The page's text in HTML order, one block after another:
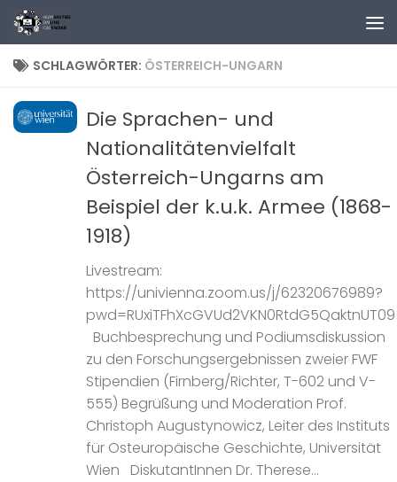
Zum Inhalt springen
SCHLAGWÖRTER: ÖSTERREICH-UNGARN
Die Sprachen- und
Nationalitätenvielfalt
Österreich-Ungarns am
Beispiel der k.u.k. Armee (1868-
1918)
Livestream:
https://univienna.zoom.us/j/62320676989?
pwd=RUxiTFhXcGVUd2VKN0RtdG5QaktnUT09
Buchbesprechung und Podiumsdiskussion
zu den Forschungsergebnissen zweier FWF
Stipendien (Firnberg/Richter, T-602 und V-
555) Begrüßung und Moderation Prof.
Christoph Augustynowicz, Leiter des Instituts
für Osteuropäische Geschichte, Universität
Wien DiskutantInnen Dr. Therese...